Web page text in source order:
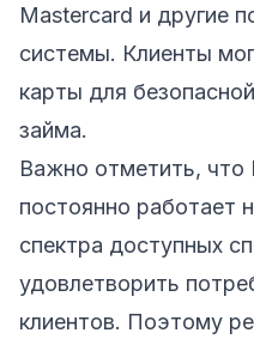
Mastercard и другие
системы. Клиенты
карты для
займа.
Важно отметить,
постоянно работает
спектра доступных
удовлетворить
клиентов. Поэтому